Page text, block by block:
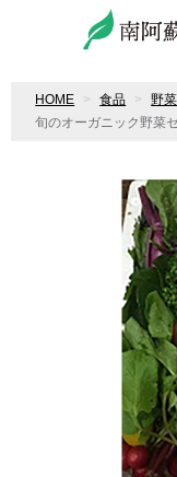
HOME 食品
野
旬のオーガニック野菜